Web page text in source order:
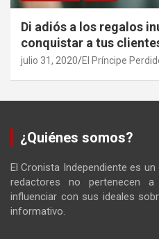
Di adiós a los regalos
conquistar a tus
julio 31, 2020 El Príncipe
¿Quiénes somos?
El Cronista Independiente es
redactores no pertenecen
influenciar con sus ideales
informativo.